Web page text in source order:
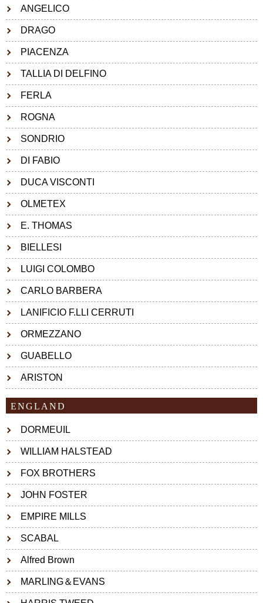
ANGELICO
DRAGO
PIACENZA
TALLIA DI DELFINO
FERLA
ROGNA
SONDRIO
DI FABIO
DUCA VISCONTI
OLMETEX
E. THOMAS
BIELLESI
LUIGI COLOMBO
CARLO BARBERA
LANIFICIO F.LLI CERRUTI
ORMEZZANO
GUABELLO
ARISTON
ENGLAND
DORMEUIL
WILLIAM HALSTEAD
FOX BROTHERS
JOHN FOSTER
EMPIRE MILLS
SCABAL
Alfred Brown
MARLING＆EVANS